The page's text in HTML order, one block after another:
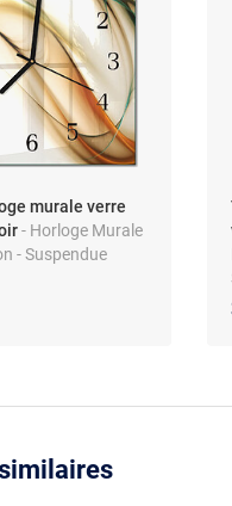
murale verre
- Horloge Murale
- Suspendue